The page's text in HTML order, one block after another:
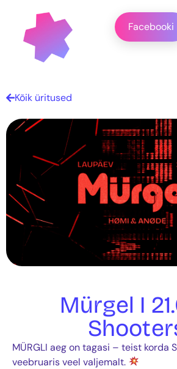
Facebooki
Kõik üritused
Mürgel I
MÜRGLI aeg on tagasi – teist korda
veebruaris veel valjemalt.